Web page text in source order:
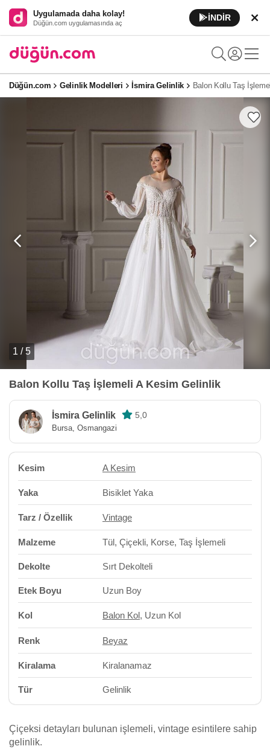
Uygulamada daha kolay!
Düğün.com uygulamasında aç
İNDİR
Düğün.com Gelinlik Modelleri İsmira Gelinlik Balon Kollu Taş
1 / 5
Balon Kollu Taş İşlemeli A Kesim Gelinlik
İsmira Gelinlik 5,0
Bursa, Osmangazi
Kesim A Kesim
Yaka Bisiklet Yaka
Tarz / Özellik Vintage
Malzeme Tül, Çiçekli, Korse, Taş İşlemeli
Dekolte Sırt Dekolteli
Etek Boyu Uzun Boy
Kol Balon Kol, Uzun Kol
Renk Beyaz
Kiralama Kiralanamaz
Tür Gelinlik
Çiçeksi detayları bulunan işlemeli, vintage esintilere sahip
gelinlik.